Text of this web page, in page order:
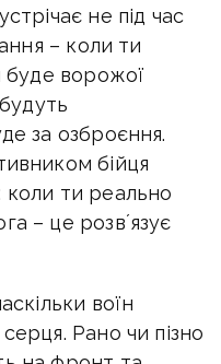
не під час
– коли ти
буде ворожої
за озброєння.
бійця
ти реально
– це розвʼязує
воїн
Рано чи пізно